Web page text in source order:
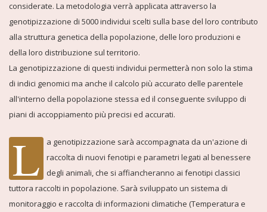
considerate. La metodologia verrà applicata attraverso la
genotipizzazione di 5000 individui scelti sulla base del loro contributo
alla struttura genetica della popolazione, delle loro produzioni e
della loro distribuzione sul territorio.
La genotipizzazione di questi individui permetterà non solo la stima
di indici genomici ma anche il calcolo più accurato delle parentele
all'interno della popolazione stessa ed il conseguente sviluppo di
piani di accoppiamento più precisi ed accurati.
L
a genotipizzazione sarà accompagnata da un'azione di
raccolta di nuovi fenotipi e parametri legati al benessere
degli animali, che si affiancheranno ai fenotipi classici
tuttora raccolti in popolazione. Sarà sviluppato un sistema di
monitoraggio e raccolta di informazioni climatiche (Temperatura e